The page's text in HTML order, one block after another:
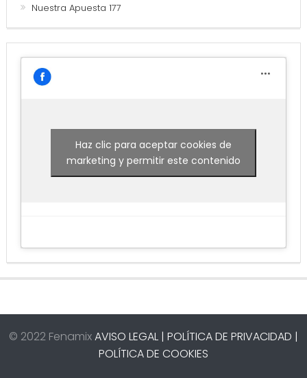
Nuestra Apuesta 177
Haz clic para aceptar cookies de
marketing y permitir este contenido
© 2022 FenamixAVISO LEGAL | POLÍTICA DE PRIVACIDAD |
POLÍTICA DE COOKIES